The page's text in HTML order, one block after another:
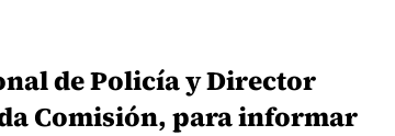
de Policía y Director
Comisión, para informar